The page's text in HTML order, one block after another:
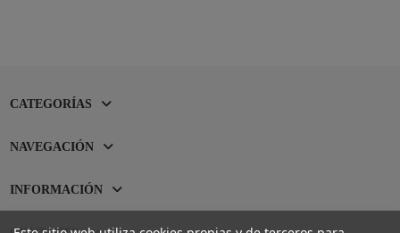
CATEGORÍAS
NAVEGACIÓN
INFORMACIÓN